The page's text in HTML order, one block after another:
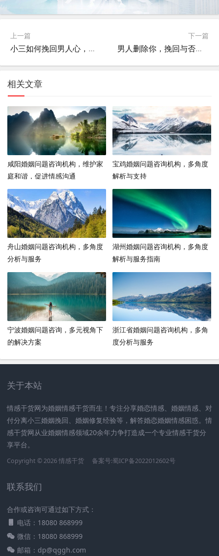
上一篇
小三如何挽回男人心，多角度策略与心理分析
下一篇
男人删除你，挽回与否的深入探讨
相关文章
咸阳婚姻问题咨询机构，维护家
庭和谐，促进情感沟通
宝鸡婚姻问题咨询机构，多角度
解析与支持
舟山婚姻问题咨询机构，多角度
分析与服务
湖州婚姻问题咨询机构，多角度
解析与服务指南
宁波婚姻问题咨询，多元视角下
的解决方案
浙江省婚姻问题咨询机构，多角
度分析与服务
关于本站
情感干货网为婚姻情感干货而生！专注分享婚恋情感、婚姻情感、对
付分离小三婚姻挽回、婚姻修复经验等，解答婚恋婚姻情感困惑。情
感干货网从业婚姻情感领域20余年力争打造成一个专业情感干货分
享平台。
Copyright © 2026 情感干货 备案号:蜀ICP备2022012602号
联系我们
合作或咨询可通过如下方式：
电话：18080 868999
微信：18080 868999
邮箱：dp@qggh.com